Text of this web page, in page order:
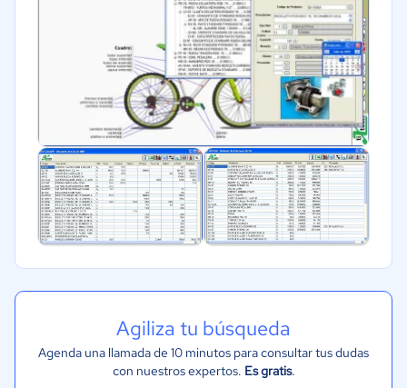
Agiliza tu búsqueda
Agenda una llamada de 10 minutos para consultar tus dudas
con nuestros expertos. Es gratis.